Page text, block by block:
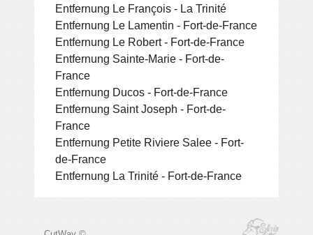
Entfernung Le François - La Trinité
Entfernung Le Lamentin - Fort-de-France
Entfernung Le Robert - Fort-de-France
Entfernung Sainte-Marie - Fort-de-
France
Entfernung Ducos - Fort-de-France
Entfernung Saint Joseph - Fort-de-
France
Entfernung Petite Riviere Salee - Fort-
de-France
Entfernung La Trinité - Fort-de-France